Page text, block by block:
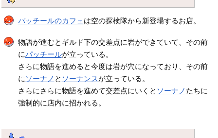
パッチールのカフェ は空の探検隊から新登場するお店。
物語が進むとギルド下の交差点に岩ができていて、その前
にパッチールが立っている。
さらに物語を進めると今度は岩が穴になっており、その前
に ソーナノ と ソーナンスが立っている。
さらにさらに物語を進めて交差点にいくと ソーナノ たちに
強制的に店内に招かれる。